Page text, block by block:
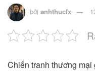
bởi anhthucfx
Chiến tranh thương